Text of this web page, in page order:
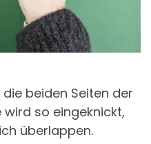
beiden Seiten der
wird so eingeknickt,
überlappen.